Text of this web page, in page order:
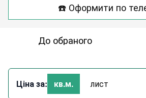
☎️ Оформити по
До обраного
Ціна за: кв.м. лист